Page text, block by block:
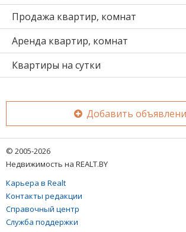
Продажа квартир, комнат
Аренда квартир, комнат
Квартиры на сутки
Добавить
© 2005-2026
Недвижимость на REALT.BY
Карьера в Realt
Контакты редакции
Справочный центр
Служба поддержки